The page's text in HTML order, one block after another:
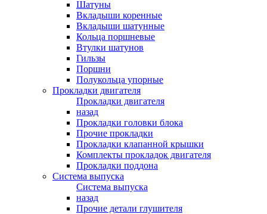
Шатуны
Вкладыши коренные
Вкладыши шатунные
Кольца поршневые
Втулки шатунов
Гильзы
Поршни
Полукольца упорные
Прокладки двигателя
Прокладки двигателя
назад
Прокладки головки блока
Прочие прокладки
Прокладки клапанной крышки
Комплекты прокладок двигателя
Прокладки поддона
Система выпуска
Система выпуска
назад
Прочие детали глушителя